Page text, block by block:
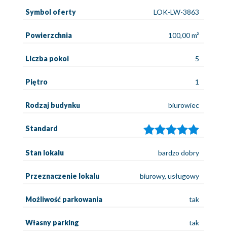
Symbol oferty LOK-LW-3863
Powierzchnia 100,00 m²
Liczba pokoi 5
Piętro 1
Rodzaj budynku biurowiec
Standard
Stan lokalu bardzo dobry
Przeznaczenie lokalu biurowy, usługowy
Możliwość parkowania tak
Własny parking tak